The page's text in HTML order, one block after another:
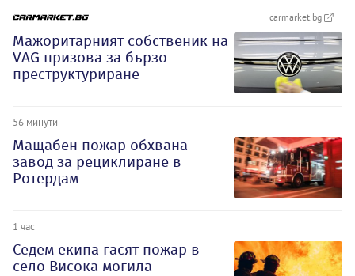
carmarket.bg
Мажоритарният собственик на
VAG призова за бързо
преструктуриране
56 минути
Мащабен пожар обхвана
завод за рециклиране в
Ротердам
1 час
Седем екипа гасят пожар в
село Висока могила